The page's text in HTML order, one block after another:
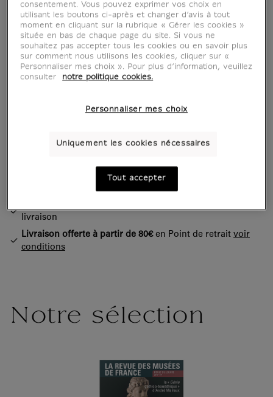
La revue des musées de France - Revue du
Louvre présente, en cinq numéros par an,
l'actualité des musées nationaux et de
l'ensemble des musées français.
Caractéristiques
livraison
Livraison offerte à partir de 80€en Point de retrait voir
conditions
Notre sélection
consentement. Vous pouvez exprimer vos choix en
utilisant les boutons ci-après et changer d’avis à tout
moment en cliquant sur la rubrique « Gérer les cookies »
située en bas de chaque page du site. Si vous ne
souhaitez pas accepter tous les cookies ou en savoir plus
sur comment nous utilisons les cookies, cliquer sur «
Personnaliser mes choix ». Pour plus d’information, veuillez
consulter
notre politique cookies.
Personnaliser mes choix
Uniquement les cookies nécessaires
Tout accepter